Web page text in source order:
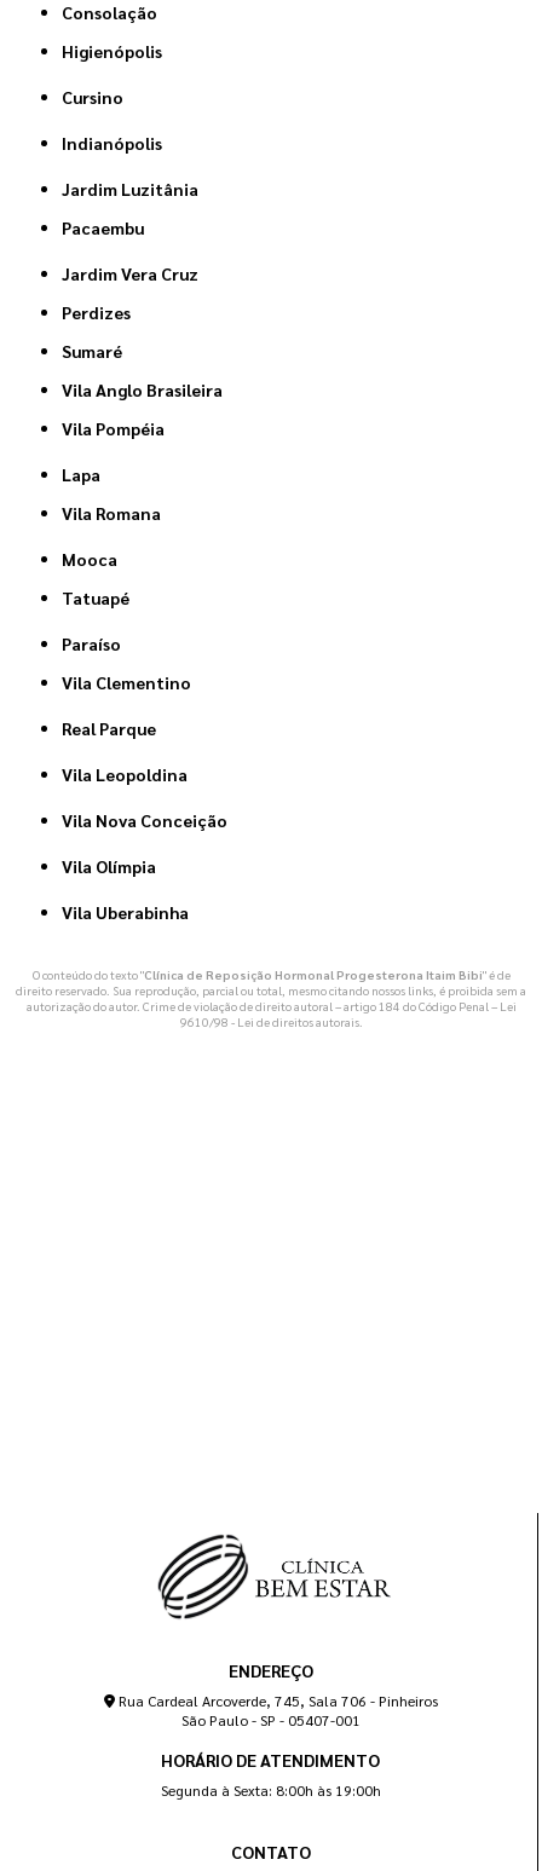
Consolação
Higienópolis
Cursino
Indianópolis
Jardim Luzitânia
Pacaembu
Jardim Vera Cruz
Perdizes
Sumaré
Vila Anglo Brasileira
Vila Pompéia
Lapa
Vila Romana
Mooca
Tatuapé
Paraíso
Vila Clementino
Real Parque
Vila Leopoldina
Vila Nova Conceição
Vila Olímpia
Vila Uberabinha
O conteúdo do texto "Clínica de Reposição Hormonal Progesterona Itaim Bibi" é de
direito reservado. Sua reprodução, parcial ou total, mesmo citando nossos links, é proibida sem a
autorização do autor. Crime de violação de direito autoral – artigo 184 do Código Penal – Lei
9610/98 - Lei de direitos autorais.
ENDEREÇO
Rua Cardeal Arcoverde, 745, Sala 706 - Pinheiros
São Paulo - SP - 05407-001
HORÁRIO DE ATENDIMENTO
Segunda à Sexta: 8:00h às 19:00h
CONTATO